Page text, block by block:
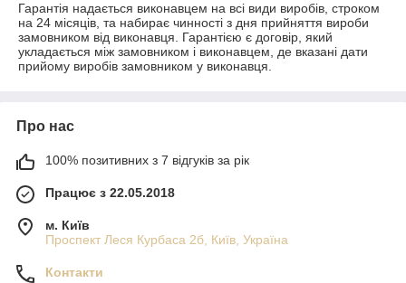
Гарантія надається виконавцем на всі види виробів, строком
на 24 місяців, та набирає чинності з дня прийняття вироби
замовником від виконавця. Гарантією є договір, який
укладається між замовником і виконавцем, де вказані дати
прийому виробів замовником у виконавця.
Про нас
100% позитивних з 7 відгуків за рік
Працює з 22.05.2018
м. Київ
Проспект Леся Курбаса 2б, Київ, Україна
Контакти